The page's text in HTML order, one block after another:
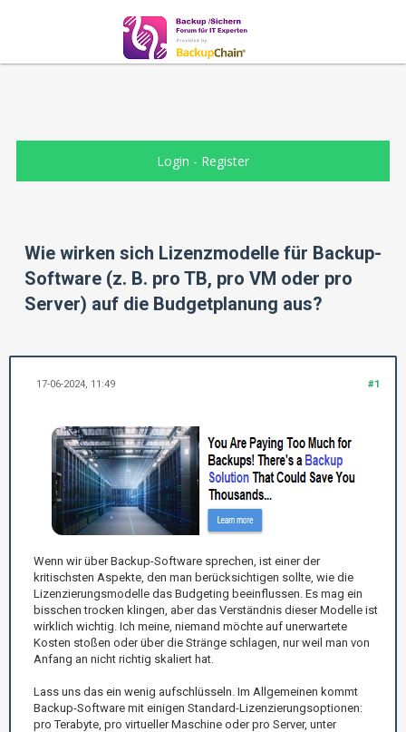
Login - Register
Wie wirken sich Lizenzmodelle für Backup-
Software (z. B. pro TB, pro VM oder pro
Server) auf die Budgetplanung aus?
#1
17-06-2024, 11:49
Wenn wir über Backup-Software sprechen, ist einer der
kritischsten Aspekte, den man berücksichtigen sollte, wie die
Lizenzierungsmodelle das Budgeting beeinflussen. Es mag ein
bisschen trocken klingen, aber das Verständnis dieser Modelle ist
wirklich wichtig. Ich meine, niemand möchte auf unerwartete
Kosten stoßen oder über die Stränge schlagen, nur weil man von
Anfang an nicht richtig skaliert hat.
Lass uns das ein wenig aufschlüsseln. Im Allgemeinen kommt
Backup-Software mit einigen Standard-Lizenzierungsoptionen:
pro Terabyte, pro virtueller Maschine oder pro Server, unter